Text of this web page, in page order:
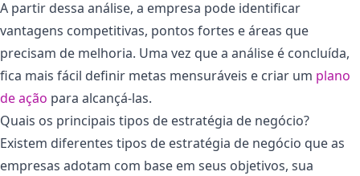
A partir dessa análise, a empresa pode identificar
vantagens competitivas, pontos fortes e áreas que
precisam de melhoria. Uma vez que a análise é concluída,
fica mais fácil definir metas mensuráveis e criar um plano
de ação para alcançá-las.
Quais os principais tipos de estratégia de negócio?
Existem diferentes tipos de estratégia de negócio que as
empresas adotam com base em seus objetivos, sua